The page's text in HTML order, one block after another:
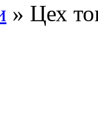
» Цех